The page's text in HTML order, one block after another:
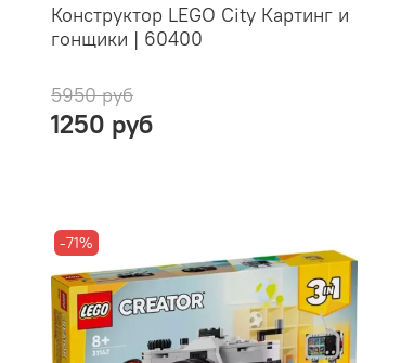
Конструктор LEGO City Картинг и
гонщики | 60400
5950 руб
1250 руб
-71%